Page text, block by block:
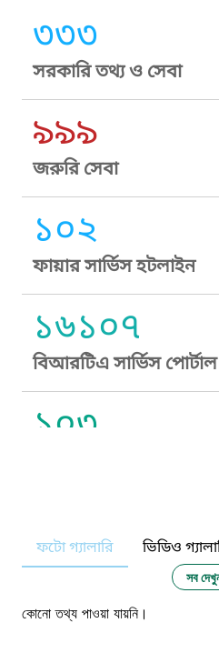
৩৩৩
সরকারি তথ্য ও সেবা
৯৯৯
জরুরি সেবা
১০২
ফায়ার সার্ভিস হটলাইন
১৬১০৭
বিআরটিএ সার্ভিস
১০৩
নারী ও শিশু নির্যাতন
১০৬
ফটো গ্যালারি ভিডিও
সব
কোনো তথ্য পাওয়া যায়নি।